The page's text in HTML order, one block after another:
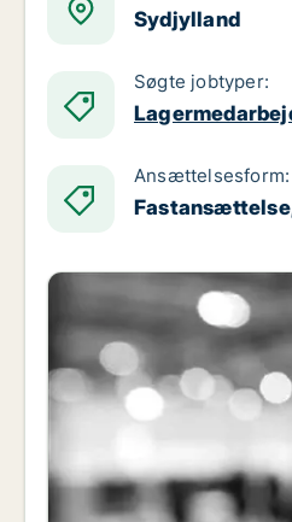
Sydjylland
Søgte jobtyper:
Ansættelsesform: